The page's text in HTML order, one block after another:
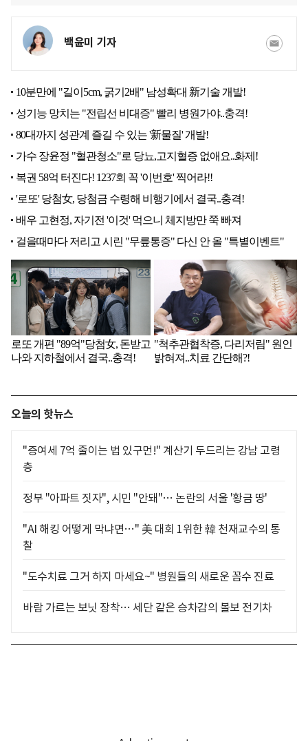
백윤미 기자
오늘의 핫뉴스
"증여세 7억 줄이는 법 있구먼!" 계산기 두드리는 강남 고령
층
정부 "아파트 짓자", 시민 "안돼"… 논란의 서울 '황금 땅'
"AI 해킹 어떻게 막냐면…" 美 대회 1위한 韓 천재교수의 통
찰
"도수치료 그거 하지 마세요~" 병원들의 새로운 꼼수 진료
바람 가르는 보닛 장착… 세단 같은 승차감의 볼보 전기차